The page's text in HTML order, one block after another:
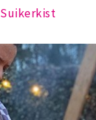
Suikerkist